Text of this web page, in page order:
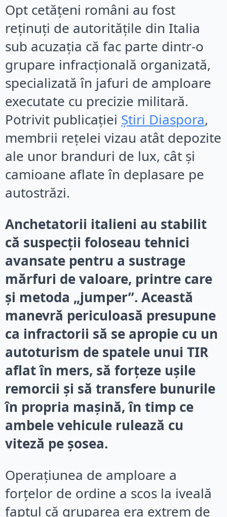
Opt cetățeni români au fost
reținuți de autoritățile din Italia
sub acuzația că fac parte dintr-o
grupare infracțională organizată,
specializată în jafuri de amploare
executate cu precizie militară.
Potrivit publicației Știri Diaspora,
membrii rețelei vizau atât depozite
ale unor branduri de lux, cât și
camioane aflate în deplasare pe
autostrăzi.
Anchetatorii italieni au stabilit
că suspecții foloseau tehnici
avansate pentru a sustrage
mărfuri de valoare, printre care
și metoda „jumper”. Această
manevră periculoasă presupune
ca infractorii să se apropie cu un
autoturism de spatele unui TIR
aflat în mers, să forțeze ușile
remorcii și să transfere bunurile
în propria mașină, în timp ce
ambele vehicule rulează cu
viteză pe șosea.
Operațiunea de amploare a
forțelor de ordine a scos la iveală
faptul că gruparea era extrem de